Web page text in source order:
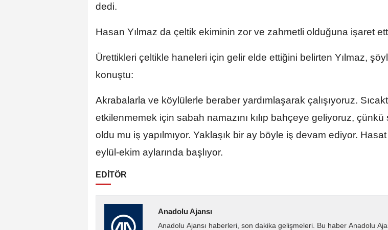
dedi.
Hasan Yılmaz da çeltik ekiminin zor ve zahmetli olduğuna işaret
Ürettikleri çeltikle haneleri için gelir elde ettiğini belirten Yılmaz,
konuştu:
Akrabalarla ve köylülerle beraber yardımlaşarak çalışıyoruz.
etkilenmemek için sabah namazını kılıp bahçeye geliyoruz, çünkü
oldu mu iş yapılmıyor. Yaklaşık bir ay böyle iş devam ediyor.
eylül-ekim aylarında başlıyor.
EDİTÖR
Anadolu Ajansı
Anadolu Ajansı haberleri, son dakika gelişmeleri. Bu haber Anadolu